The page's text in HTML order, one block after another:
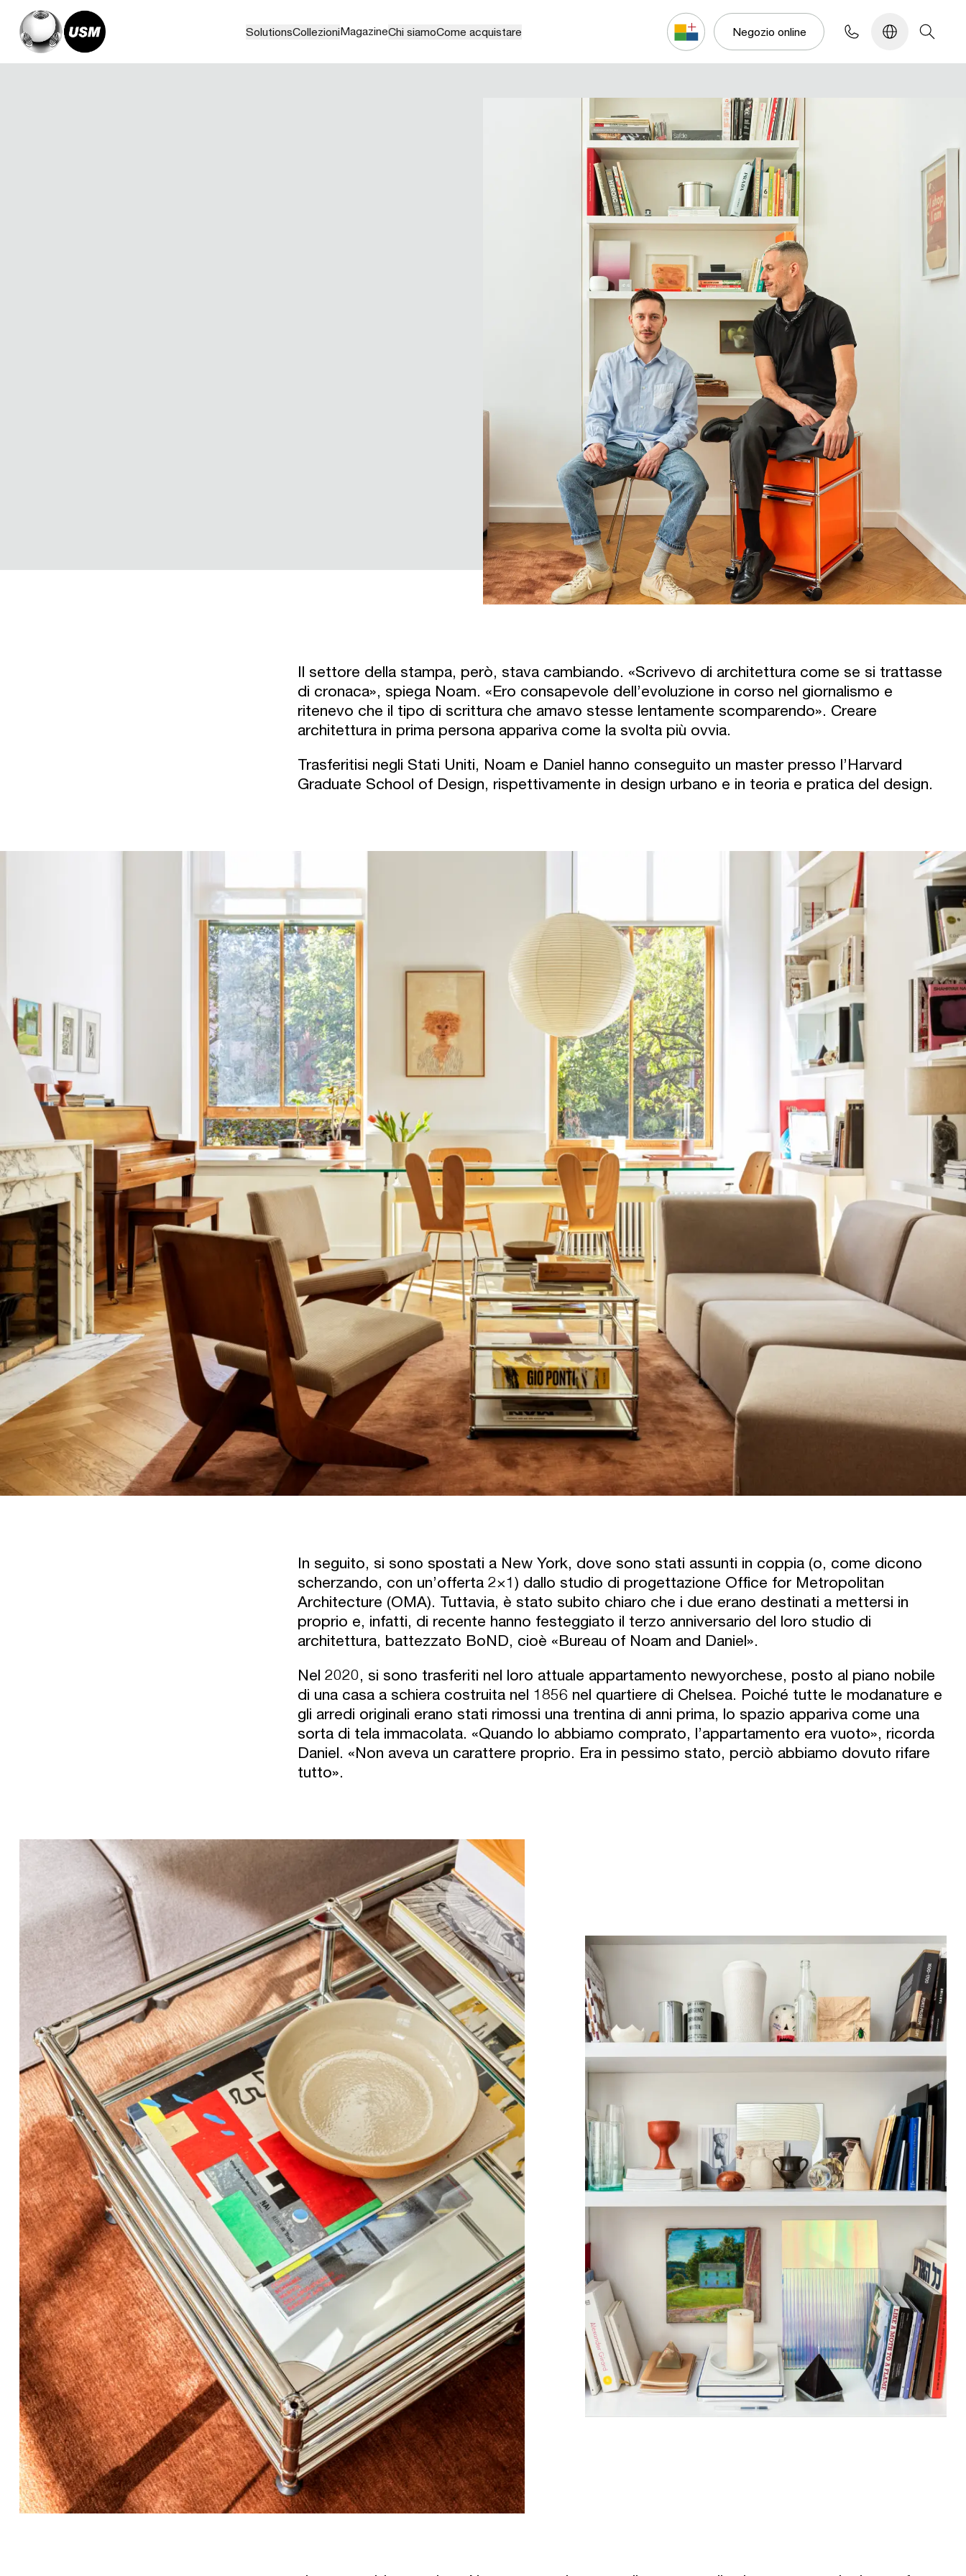
SolutionsCollezioniMagazineChi siamoCome acquistare ConfiguratoreNegozio online
Il settore della stampa, però, stava cambiando. «Scrivevo di architettura come se si trattasse
di cronaca», spiega Noam. «Ero consapevole dell’evoluzione in corso nel giornalismo e
ritenevo che il tipo di scrittura che amavo stesse lentamente scomparendo». Creare
architettura in prima persona appariva come la svolta più ovvia.
Trasferitisi negli Stati Uniti, Noam e Daniel hanno conseguito un master presso l’Harvard
Graduate School of Design, rispettivamente in design urbano e in teoria e pratica del design.
In seguito, si sono spostati a New York, dove sono stati assunti in coppia (o, come dicono
scherzando, con un’offerta 2×1) dallo studio di progettazione Office for Metropolitan
Architecture (OMA). Tuttavia, è stato subito chiaro che i due erano destinati a mettersi in
proprio e, infatti, di recente hanno festeggiato il terzo anniversario del loro studio di
architettura, battezzato BoND, cioè «Bureau of Noam and Daniel».
Nel 2020, si sono trasferiti nel loro attuale appartamento newyorchese, posto al piano nobile
di una casa a schiera costruita nel 1856 nel quartiere di Chelsea. Poiché tutte le modanature e
gli arredi originali erano stati rimossi una trentina di anni prima, lo spazio appariva come una
sorta di tela immacolata. «Quando lo abbiamo comprato, l’appartamento era vuoto», ricorda
Daniel. «Non aveva un carattere proprio. Era in pessimo stato, perciò abbiamo dovuto rifare
tutto».